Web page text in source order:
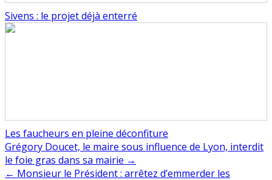
Sivens : le projet déjà enterré
Les faucheurs en pleine déconfiture
Navigation
de
Grégory Doucet, le maire sous influence de Lyon, interdit
le foie gras dans sa mairie →
← Monsieur le Président : arrêtez d’emmerder les